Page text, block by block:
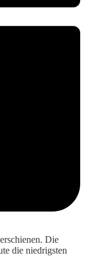
Die
die niedrigsten